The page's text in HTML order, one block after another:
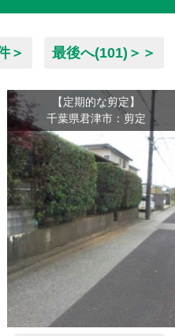
＞ 最後へ(101)＞＞
【定期的な剪定】
千葉県君津市：剪定